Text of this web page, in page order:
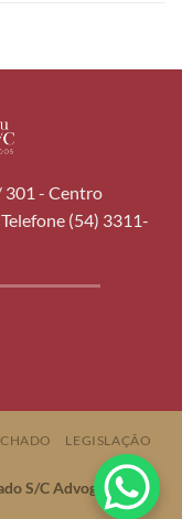
301 - Centro
(54) 3311-
LEGISLAÇÃO
S/C Advogados